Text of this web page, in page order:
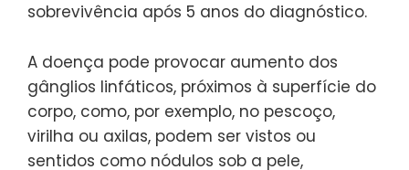
sobrevivência após 5 anos do diagnóstico.
A doença pode provocar aumento dos
gânglios linfáticos, próximos à superfície do
corpo, como, por exemplo, no pescoço,
virilha ou axilas, podem ser vistos ou
sentidos como nódulos sob a pele,